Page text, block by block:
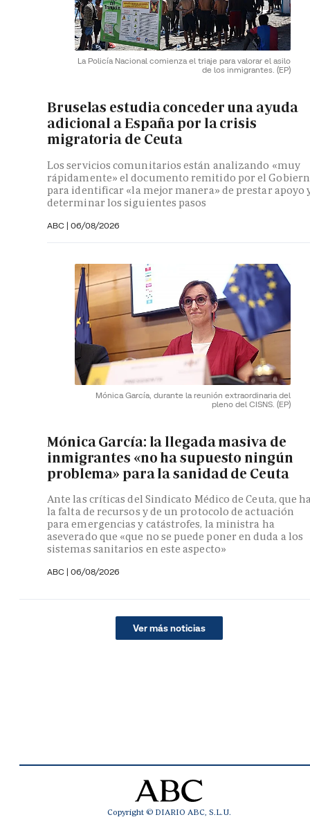
La Policía Nacional comienza el triaje para valorar el asilo
de los inmigrantes. (EP)
Bruselas estudia conceder una ayuda
adicional a España por la crisis
migratoria de Ceuta
Los servicios comunitarios están analizando «muy
rápidamente» el documento remitido por el
para identificar «la mejor manera» de prestar apoyo
determinar los siguientes pasos
ABC | 06/08/2026
Mónica García, durante la reunión extraordinaria del
pleno del CISNS. (EP)
Mónica García: la llegada masiva de
inmigrantes «no ha supuesto ningún
problema» para la sanidad de Ceuta
Ante las críticas del Sindicato Médico de Ceuta, que
la falta de recursos y de un protocolo de actuación
para emergencias y catástrofes, la ministra ha
aseverado que «que no se puede poner en duda a los
sistemas sanitarios en este aspecto»
ABC | 06/08/2026
Ver más noticias
Copyright © DIARIO ABC, S.L.U.